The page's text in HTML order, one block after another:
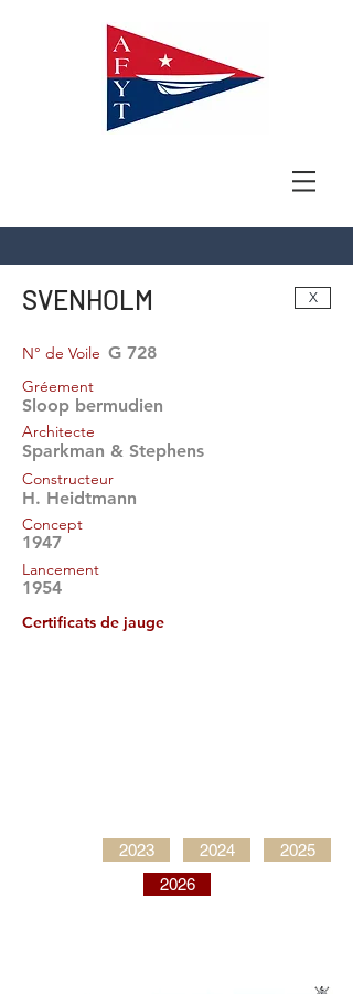
SVENHOLM X
G 728
N° de Voile
Gréement
Sloop bermudien
Architecte
Sparkman & Stephens
Constructeur
H. Heidtmann
Concept
1947
Lancement
1954
Certificats de jauge
2023 2024
2025
2026